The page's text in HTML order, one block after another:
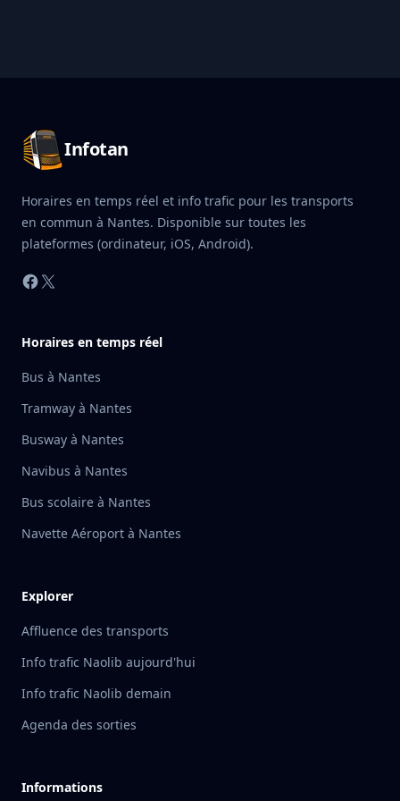
Infotan
Horaires en temps réel et info trafic pour les transports
en commun à Nantes. Disponible sur toutes les
plateformes (ordinateur, iOS, Android).
Facebook
X
Horaires en temps réel
Bus à Nantes
Tramway à Nantes
Busway à Nantes
Navibus à Nantes
Bus scolaire à Nantes
Navette Aéroport à Nantes
Explorer
Affluence des transports
Info trafic Naolib aujourd'hui
Info trafic Naolib demain
Agenda des sorties
Informations